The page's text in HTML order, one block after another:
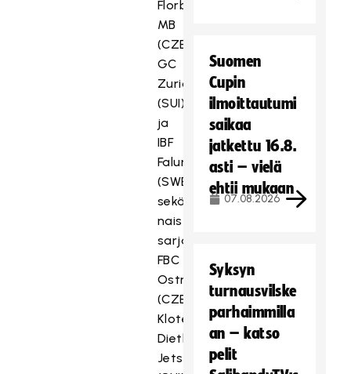
Florbal
MB
(CZE),
GC
Zurich
(SUI)
ja
IBF
Falun
(SWE)
sekä
naisten
sarjassa
FBC
Ostrava
(CZE),
Kloten-
Dietlikon
Jets
Suomen
Cupin
ilmoittautumi
saikaa
jatkettu 16.8.
asti – vielä
ehtii mukaan
07.08.2026
Syksyn
turnausvilske
parhaimmilla
an – katso
pelit